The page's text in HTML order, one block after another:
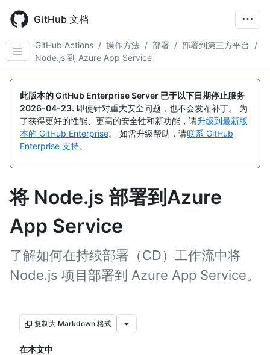
main
content
GitHub 文档
GitHub Actions / 操作方法 / 部署 / 部署到第三方平台 /
Node.js 到 Azure App Service
此版本的 GitHub Enterprise Server 已于以下日期停止服务
2026-04-23. 即使针对重大安全问题，也不会发布补丁。 为
了获得更好的性能、更高的安全性和新功能，请升级到最新版
本的 GitHub Enterprise。 如需升级帮助，请联系 GitHub
Enterprise 支持。
将 Node.js 部署到Azure
App Service
了解如何在持续部署（CD）工作流中将
Node.js 项目部署到 Azure App Service。
复制为 Markdown 格式
在本文中